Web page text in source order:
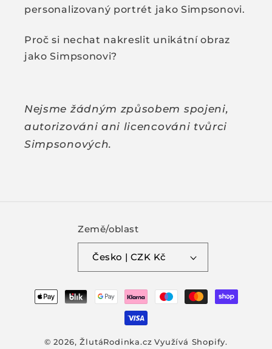
personalizovaný portrét jako Simpsonovi.
Proč si nechat nakreslit unikátní obraz
jako Simpsonovi?
Nejsme žádným způsobem spojeni,
autorizováni ani licencováni tvůrci
Simpsonových.
Země/oblast
Česko | CZK Kč
Platební
metody
© 2026,ŽlutáRodinka.cz Využívá Shopify.